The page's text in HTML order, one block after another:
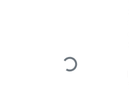
Loading...